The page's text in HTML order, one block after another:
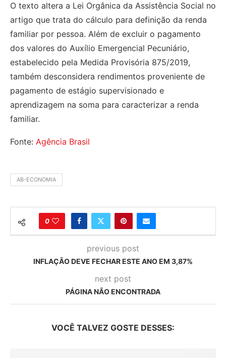
O texto altera a Lei Orgânica da Assistência Social no
artigo que trata do cálculo para definição da renda
familiar por pessoa. Além de excluir o pagamento
dos valores do Auxílio Emergencial Pecuniário,
estabelecido pela Medida Provisória 875/2019,
também desconsidera rendimentos proveniente de
pagamento de estágio supervisionado e
aprendizagem na soma para caracterizar a renda
familiar.
Fonte: Agência Brasil
AB-ECONOMIA
0
previous post
INFLAÇÃO DEVE FECHAR ESTE ANO EM 3,87%
next post
PÁGINA NÃO ENCONTRADA
VOCÊ TALVEZ GOSTE DESSES: